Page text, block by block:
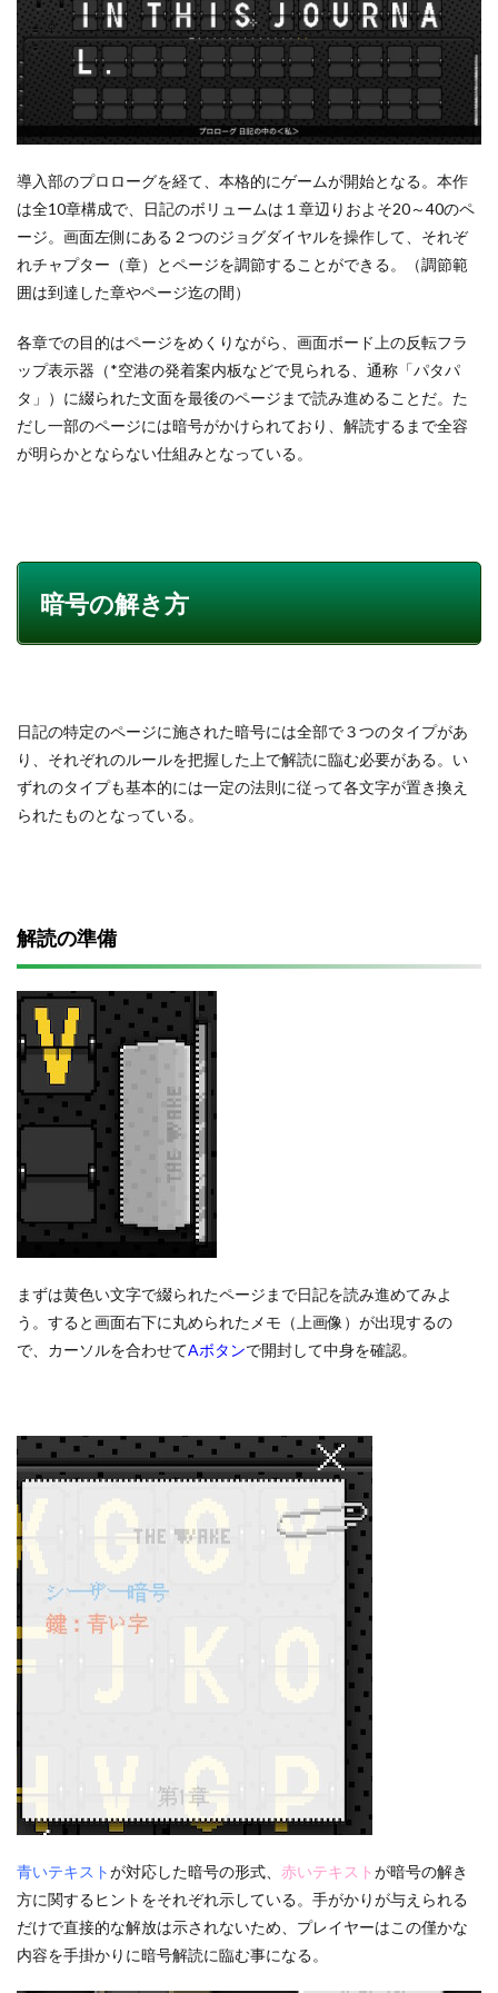
導入部のプロローグを経て、本格的にゲームが開始となる。本作
は全10章構成で、日記のボリュームは１章辺りおよそ20～40のペ
ージ。画面左側にある２つのジョグダイヤルを操作して、それぞ
れチャプター（章）とページを調節することができる。（調節範
囲は到達した章やページ迄の間）
各章での目的はページをめくりながら、画面ボード上の反転フラ
ップ表示器（*空港の発着案内板などで見られる、通称「パタパ
タ」）に綴られた文面を最後のページまで読み進めることだ。た
だし一部のページには暗号がかけられており、解読するまで全容
が明らかとならない仕組みとなっている。
暗号の解き方
日記の特定のページに施された暗号には全部で３つのタイプがあ
り、それぞれのルールを把握した上で解読に臨む必要がある。い
ずれのタイプも基本的には一定の法則に従って各文字が置き換え
られたものとなっている。
解読の準備
まずは黄色い文字で綴られたページまで日記を読み進めてみよ
う。すると画面右下に丸められたメモ（上画像）が出現するの
で、カーソルを合わせてAボタンで開封して中身を確認。
青いテキストが対応した暗号の形式、 赤いテキストが暗号の解き
方に関するヒントをそれぞれ示している。手がかりが与えられる
だけで直接的な解放は示されないため、プレイヤーはこの僅かな
内容を手掛かりに暗号解読に臨む事になる。